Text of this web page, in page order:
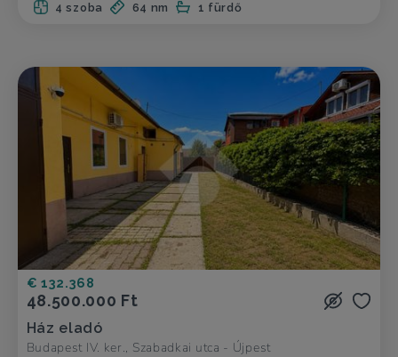
4 szoba 64 nm 1 fürdő
€ 132.368
48.500.000 Ft
Ház eladó
Budapest IV. ker., Szabadkai utca - Újpest